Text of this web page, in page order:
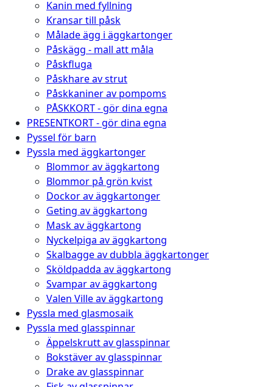
Kanin med fyllning
Kransar till påsk
Målade ägg i äggkartonger
Påskägg - mall att måla
Påskfluga
Påskhare av strut
Påskkaniner av pompoms
PÅSKKORT - gör dina egna
PRESENTKORT - gör dina egna
Pyssel för barn
Pyssla med äggkartonger
Blommor av äggkartong
Blommor på grön kvist
Dockor av äggkartonger
Geting av äggkartong
Mask av äggkartong
Nyckelpiga av äggkartong
Skalbagge av dubbla äggkartonger
Sköldpadda av äggkartong
Svampar av äggkartong
Valen Ville av äggkartong
Pyssla med glasmosaik
Pyssla med glasspinnar
Äppelskrutt av glasspinnar
Bokstäver av glasspinnar
Drake av glasspinnar